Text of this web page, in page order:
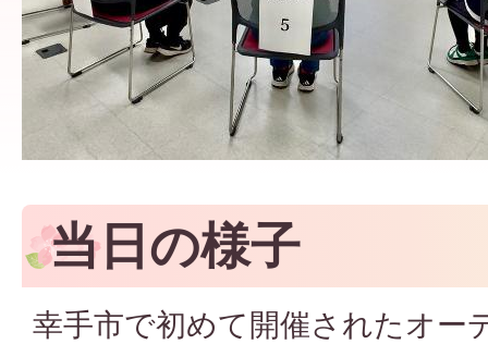
当日の様子
幸手市で初めて開催されたオー